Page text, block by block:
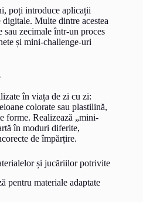
poți introduce aplicații
Multe dintre acestea
sau zecimale într-un proces
și mini-challenge-uri
în viața de zi cu zi:
colorate sau plastilină,
forme. Realizează „mini-
în moduri diferite,
de împărțire.
și jucăriilor potrivite
pentru materiale adaptate